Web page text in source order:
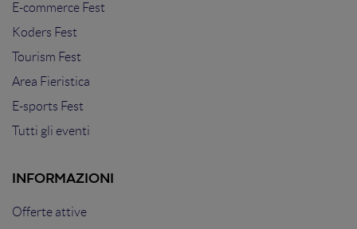
E-commerce Fest
Koders Fest
Tourism Fest
Area Fieristica
E-sports Fest
Tutti gli eventi
INFORMAZIONI
Offerte attive